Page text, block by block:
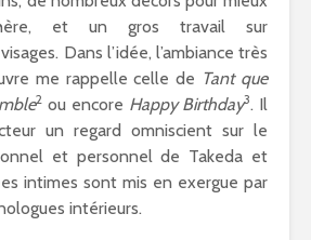
et un gros travail sur
Dans l’idée, l’ambiance très
me rappelle celle de Tant que
2 ou encore Happy Birthday3. Il
un regard omniscient sur le
et personnel de Takeda et
intimes sont mis en exergue par
intérieurs.